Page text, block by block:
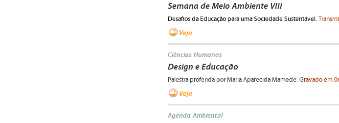
Semana de Meio Ambiente VIII
Desafios da Educação para uma Sociedade Sustentável.
Veja
Ciências Humanas
Design e Educação
Palestra proferida por Maria Aparecida Mamede. Gravado em
Veja
Agenda Ambiental